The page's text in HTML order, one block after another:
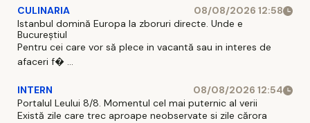
CULINARIA
08/08/2026 12:58
Istanbul domină Europa la zboruri directe. Unde e
Bucureștiul
Pentru cei care vor să plece in vacantă sau in interes de
afaceri f� ...
INTERN
08/08/2026 12:54
Portalul Leului 8/8. Momentul cel mai puternic al verii
Există zile care trec aproape neobservate si zile cărora